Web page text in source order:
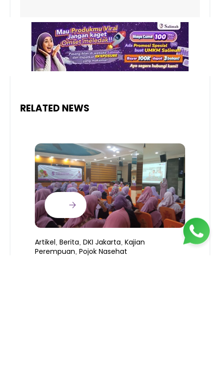
RELATED NEWS
Artikel Berita DKI Jakarta Kajian
Perempuan Pojok Nasehat